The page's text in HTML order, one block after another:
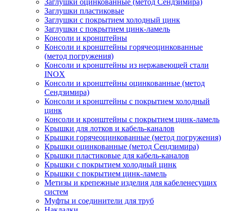
Заглушки оцинкованные (метод Сендзимира)
Заглушки пластиковые
Заглушки с покрытием холодный цинк
Заглушки с покрытием цинк-ламель
Консоли и кронштейны
Консоли и кронштейны горячеоцинкованные
(метод погружения)
Консоли и кронштейны из нержавеющей стали
INOX
Консоли и кронштейны оцинкованные (метод
Сендзимира)
Консоли и кронштейны с покрытием холодный
цинк
Консоли и кронштейны с покрытием цинк-ламель
Крышки для лотков и кабель-каналов
Крышки горячеоцинкованные (метод погружения)
Крышки оцинкованные (метод Сендзимира)
Крышки пластиковые для кабель-каналов
Крышки с покрытием холодный цинк
Крышки с покрытием цинк-ламель
Метизы и крепежные изделия для кабеленесущих
систем
Муфты и соединители для труб